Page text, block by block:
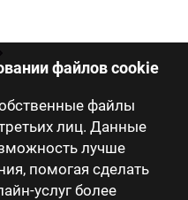
файлов cookie
файлы
лиц. Данные
лучше
помогая сделать
услуг более